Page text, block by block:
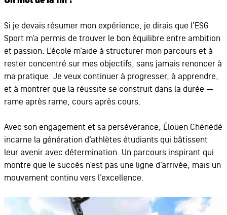
Si je devais résumer mon expérience, je dirais que l’ESG
Sport m’a permis de trouver le bon équilibre entre ambition
et passion. L’école m’aide à structurer mon parcours et à
rester concentré sur mes objectifs, sans jamais renoncer à
ma pratique. Je veux continuer à progresser, à apprendre,
et à montrer que la réussite se construit dans la durée —
rame après rame, cours après cours.
Avec son engagement et sa persévérance, Élouen Chénédé
incarne la génération d’athlètes étudiants qui bâtissent
leur avenir avec détermination. Un parcours inspirant qui
montre que le succès n’est pas une ligne d’arrivée, mais un
mouvement continu vers l’excellence.